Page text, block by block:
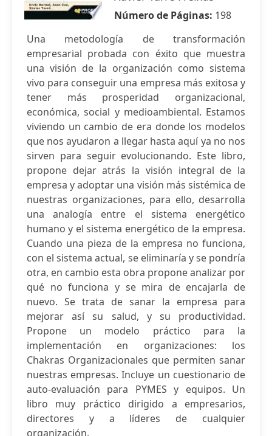
Número de Páginas: 198
Una metodología de transformación
empresarial probada con éxito que muestra
una visión de la organización como sistema
vivo para conseguir una empresa más exitosa y
tener más prosperidad organizacional,
económica, social y medioambiental. Estamos
viviendo un cambio de era donde los modelos
que nos ayudaron a llegar hasta aquí ya no nos
sirven para seguir evolucionando. Este libro,
propone dejar atrás la visión integral de la
empresa y adoptar una visión más sistémica de
nuestras organizaciones, para ello, desarrolla
una analogía entre el sistema energético
humano y el sistema energético de la empresa.
Cuando una pieza de la empresa no funciona,
con el sistema actual, se eliminaría y se pondría
otra, en cambio esta obra propone analizar por
qué no funciona y se mira de encajarla de
nuevo. Se trata de sanar la empresa para
mejorar así su salud, y su productividad.
Propone un modelo práctico para la
implementación en organizaciones: los
Chakras Organizacionales que permiten sanar
nuestras empresas. Incluye un cuestionario de
auto-evaluación para PYMES y equipos. Un
libro muy práctico dirigido a empresarios,
directores y a líderes de cualquier
organización.